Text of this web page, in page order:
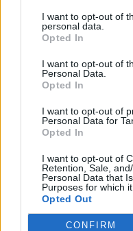
I want to opt-out of
personal data.
Opted In
I want to opt-out of
Personal Data.
Opted In
I want to opt-out of
Personal Data for
Opted In
I want to opt-out of
Retention, Sale,
Personal Data that
Purposes for which
Opted Out
CONFIRM
cu 64 de
multitudine de
– Rușii spun că heliul,
îmbunătățește circulația
Heliul a mai fost
dar e greu de
certitudine asupra unui
util pentru circulație.
tratament, cu studii
confirma una sau alta